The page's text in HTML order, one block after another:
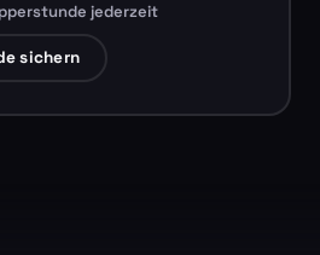
jederzeit
sichern